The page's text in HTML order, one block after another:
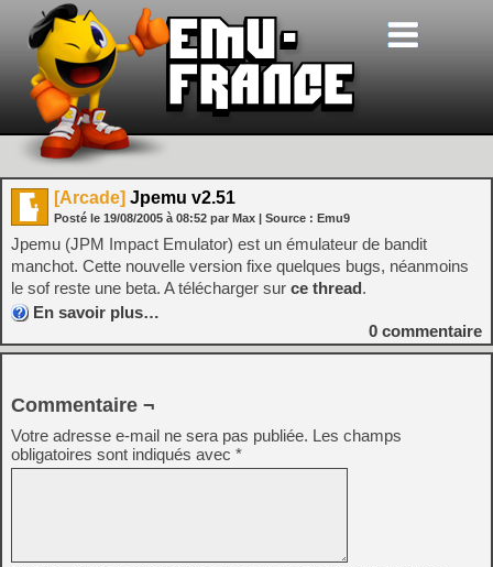
[Arcade] Jpemu v2.51
Posté le 19/08/2005 à 08:52 par Max | Source : Emu9
Jpemu (JPM Impact Emulator) est un émulateur de bandit
manchot. Cette nouvelle version fixe quelques bugs, néanmoins
le sof reste une beta. A télécharger sur ce thread.
En savoir plus…
0 commentaire
Commentaire ¬
Votre adresse e-mail ne sera pas publiée. Les champs
obligatoires sont indiqués avec *